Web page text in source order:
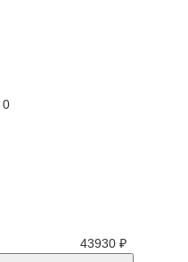
0
43930 ₽